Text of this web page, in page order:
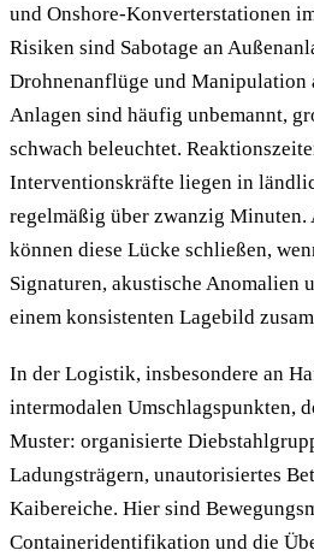
und Onshore-Konverterstationen
Risiken sind Sabotage an
Drohnenanflüge und Manipulation
Anlagen sind häufig unbemannt,
schwach beleuchtet.
Interventionskräfte liegen in
regelmäßig über zwanzig Minuten.
können diese Lücke schließen,
Signaturen, akustische Anomalien
einem konsistenten Lagebild
In der Logistik, insbesondere an
intermodalen Umschlagspunkten,
Muster: organisierte
Ladungsträgern, unautorisiertes
Kaibereiche. Hier sind
Containeridentifikation und die